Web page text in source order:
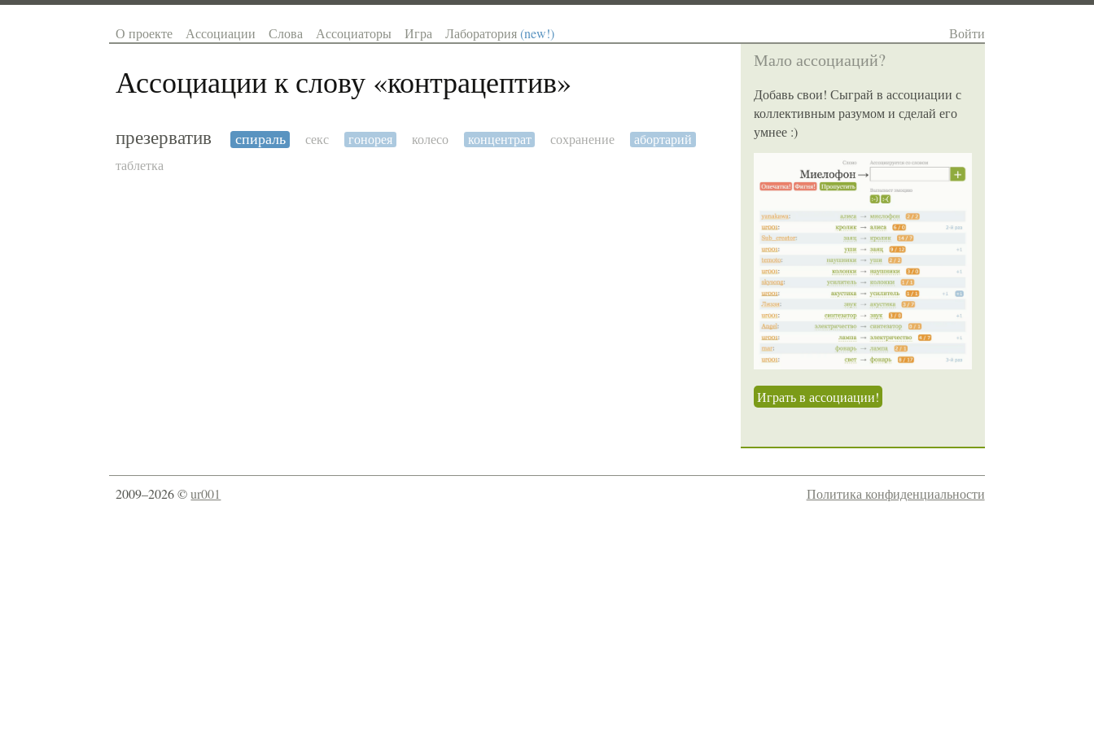
О проекте Ассоциации Слова Ассоциаторы Игра Лаборатория(new!) Войти
Ассоциации к слову «контрацептив»
презерватив спираль секс гонорея колесо концентрат сохранение
абортарий
таблетка
Мало ассоциаций?
Добавь свои! Сыграй в ассоциации с
коллективным разумом и сделай его
умнее :)
Играть в ассоциации!
2009–2026 ©ur001 Политика конфиденциальности